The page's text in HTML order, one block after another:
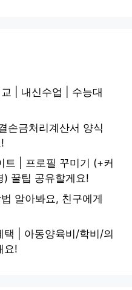
| 내신수업 | 수능대
손금처리계산서 양식
트 | 프로필 꾸미기 (+커
) 꿀팁 공유할게요!
알아봐요, 친구에게
택 | 아동양육비/학비/의
요!